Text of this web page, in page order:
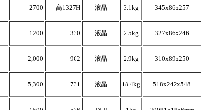
2700 高1327H 液晶 3.1kg 345x86x257
1200 330 液晶 2.5kg 327x86x246
2,000 962 液晶 2.9kg 310x89x250
5,300 731 液晶 18.4kg 518x242x548